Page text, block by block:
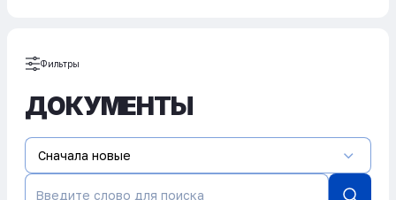
Фильтры
ДОКУМЕНТЫ
Сначала новые